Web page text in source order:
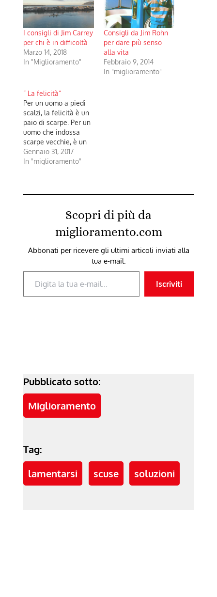
I consigli di Jim Carrey
per chi è in difficoltà
Marzo 14, 2018
In "Miglioramento"
Consigli da Jim Rohn
per dare più senso
alla vita
Febbraio 9, 2014
In "miglioramento"
” La felicità”
Per un uomo a piedi
scalzi, la felicità è un
paio di scarpe. Per un
uomo che indossa
scarpe vecchie, è un
paio di scarpe nuove.
Per un uomo che ha
piedi, sarebbe
Gennaio 31, 2017
In "miglioramento"
Scopri di più da
miglioramento.com
Abbonati per ricevere gli ultimi articoli inviati alla
tua e-mail.
Digita la tua e-mail...
Iscriviti
Pubblicato sotto:
Miglioramento
Tag:
lamentarsi
scuse soluzioni